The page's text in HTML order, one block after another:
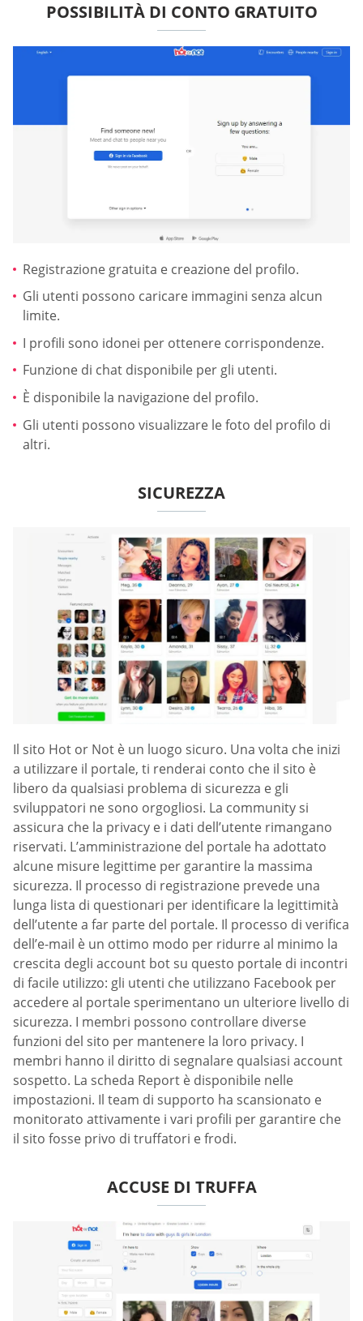
POSSIBILITÀ DI CONTO GRATUITO
Registrazione gratuita e creazione del profilo.
Gli utenti possono caricare immagini senza alcun
limite.
I profili sono idonei per ottenere corrispondenze.
Funzione di chat disponibile per gli utenti.
È disponibile la navigazione del profilo.
Gli utenti possono visualizzare le foto del profilo di
altri.
SICUREZZA
Il sito Hot or Not è un luogo sicuro. Una volta che inizi
a utilizzare il portale, ti renderai conto che il sito è
libero da qualsiasi problema di sicurezza e gli
sviluppatori ne sono orgogliosi. La community si
assicura che la privacy e i dati dell’utente rimangano
riservati. L’amministrazione del portale ha adottato
alcune misure legittime per garantire la massima
sicurezza. Il processo di registrazione prevede una
lunga lista di questionari per identificare la legittimità
dell’utente a far parte del portale. Il processo di verifica
dell’e-mail è un ottimo modo per ridurre al minimo la
crescita degli account bot su questo portale di incontri
di facile utilizzo: gli utenti che utilizzano Facebook per
accedere al portale sperimentano un ulteriore livello di
sicurezza. I membri possono controllare diverse
funzioni del sito per mantenere la loro privacy. I
membri hanno il diritto di segnalare qualsiasi account
sospetto. La scheda Report è disponibile nelle
impostazioni. Il team di supporto ha scansionato e
monitorato attivamente i vari profili per garantire che
il sito fosse privo di truffatori e frodi.
ACCUSE DI TRUFFA